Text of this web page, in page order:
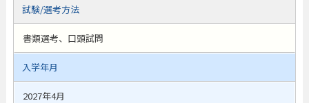
試験/選考方法
書類選考、口頭試問
入学年月
2027年4月